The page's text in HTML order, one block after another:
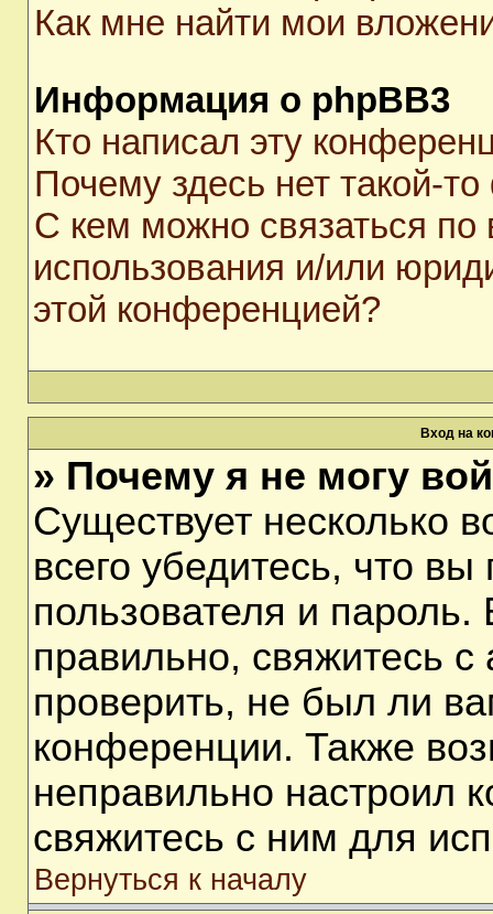
Как мне найти мои
Информация о phpBB3
Кто написал эту
Почему здесь нет такой-
С кем можно связаться по
использования и/или
этой конференцией?
Вход на
» Почему я не могу
Существует несколько
всего убедитесь, что
пользователя и
правильно, свяжитесь
проверить, не был ли
конференции. Также
неправильно настроил
свяжитесь с ним для
Вернуться к началу